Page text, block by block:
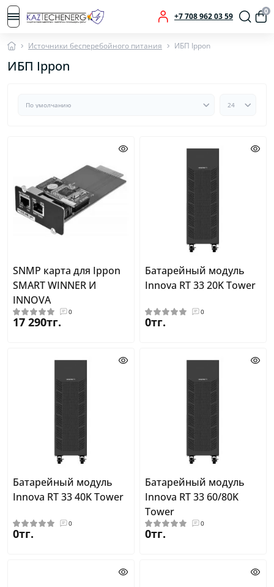
+7 708 962 03 59
0
Источники бесперебойного питания ИБП Ippon
ИБП Ippon
SNMP карта для Ippon
SMART WINNER И
INNOVA
0
17 290тг.
Батарейный модуль
Innova RT 33 20K Tower
0
0тг.
Батарейный модуль
Innova RT 33 40K Tower
0
0тг.
Батарейный модуль
Innova RT 33 60/80K
Tower
0
0тг.